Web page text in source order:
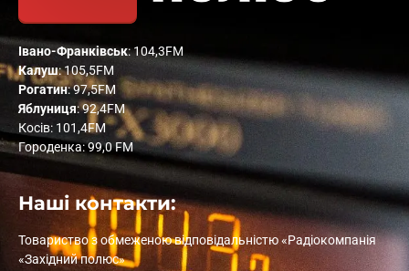
Івано-Франківськ: 104,3FM
Калуш: 105,5FM
Рогатин: 97,5FM
Яблуниця: 92,4FM
Косів: 101,4FM
Городенка: 99,0 FM
Наші контакти:
Товариство з обмеженою відповідальністю «Радіокомпанія
«Західний полюс»